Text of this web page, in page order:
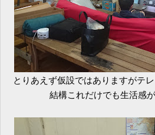
とりあえず仮設ではありますがテ
結構これだけでも生活感